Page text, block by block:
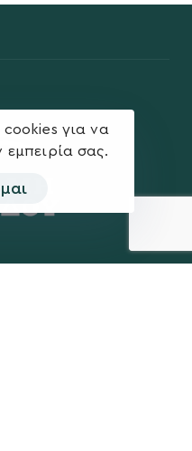
cookies για να
εμπειρία σας.